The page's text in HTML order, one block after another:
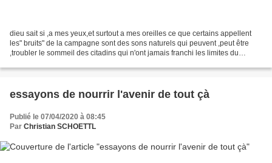
dieu sait si ,a mes yeux,et surtout a mes oreilles ce que certains appellent
les" bruits" de la campagne sont des sons naturels qui peuvent ,peut être
,troubler le sommeil des citadins qui n'ont jamais franchi les limites du
essayons de nourrir l'avenir de tout çà
Publié le 07/04/2020 à 08:45
Par Christian SCHOETTL